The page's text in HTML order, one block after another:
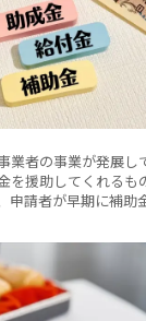
業者の事業が発展し
を援助してくれるも
申請者が早期に補助
を円滑に実施します